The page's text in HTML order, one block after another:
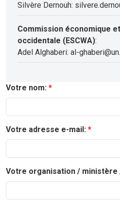
Silvère Dernouh:
Commission économique
occidentale (ESCWA):
Adel Alghaberi: al-
Votre nom:
Votre adresse e-mail:
Votre organisation / ministère